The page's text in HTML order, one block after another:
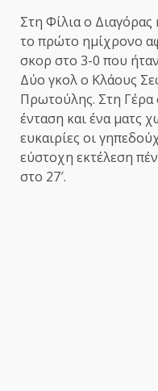
Στη Φίλια ο
το πρώτο ημίχρονο
σκορ στο 3-0 που
Δύο γκολ ο Κλάους
Πρωτούλης. Στη Γέρα
ένταση και ένα ματς
ευκαιρίες οι
εύστοχη εκτέλεση
στο 27′.